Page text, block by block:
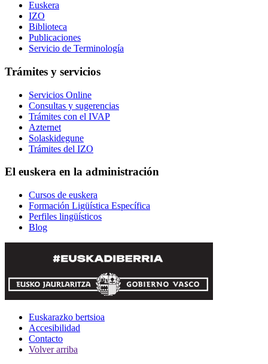
Euskera
IZO
Biblioteca
Publicaciones
Servicio de Terminología
Trámites y servicios
Servicios Online
Consultas y sugerencias
Trámites con el IVAP
Azternet
Solaskidegune
Trámites del IZO
El euskera en la administración
Cursos de euskera
Formación Ligüística Específica
Perfiles lingüísticos
Blog
Euskarazko bertsioa
Accesibilidad
Contacto
Volver arriba